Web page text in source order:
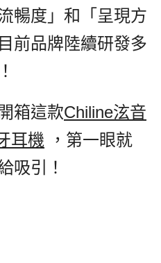
暢度」和「呈現方
前品牌陸續研發多
箱這款Chiline泫音
耳機
，第一眼就
吸引！